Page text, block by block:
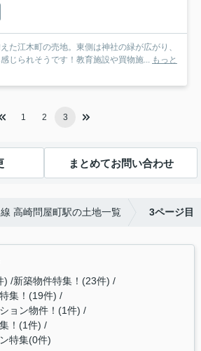
た江木町の売地。東側は神社の緑が広がり、
じられそうです！教育施設や買物施... もっと
1 2 3
まとめてお問い合わせ
線 高崎問屋町駅の土地一覧 3ページ目
) 新築物件特集！(23件)
集！(19件)
ョン物件！(1件)
！(1件)
特集(0件)